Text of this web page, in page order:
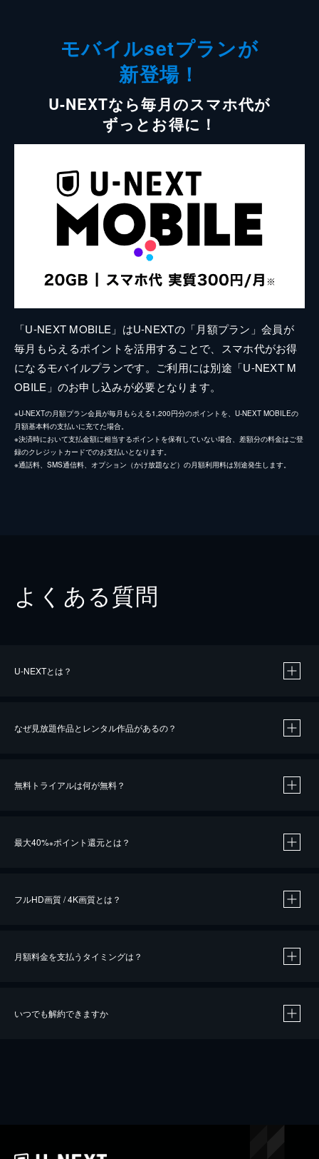
モバイルsetプランが
新登場！
U-NEXTなら毎月のスマホ代が
ずっとお得に！
「U-NEXT MOBILE」はU-NEXTの「月額プラン」会員が
毎月もらえるポイントを活用することで、スマホ代がお得
になるモバイルプランです。ご利用には別途「U-NEXT M
OBILE」のお申し込みが必要となります。
※U-NEXTの月額プラン会員が毎月もらえる1,200円分のポイントを、U-NEXT MOBILEの
月額基本料の支払いに充てた場合。
※決済時において支払金額に相当するポイントを保有していない場合、差額分の料金はご登
録のクレジットカードでのお支払いとなります。
※通話料、SMS通信料、オプション（かけ放題など）の月額利用料は別途発生します。
よくある質問
U-NEXTとは？
なぜ見放題作品とレンタル作品があるの？
無料トライアルは何が無料？
最大40%※ポイント還元とは？
※40％ポイント還元の対象は、クレジットカード決済による作品の購入 / レンタルです。
iOSアプリのUコイン決済による作品の購入 / レンタルは、20％のポイント還元です。
フルHD画質 / 4K画質とは？
月額料金を支払うタイミングは？
いつでも解約できますか